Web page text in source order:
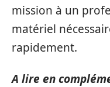
mission à un
matériel
rapidement.
A lire en